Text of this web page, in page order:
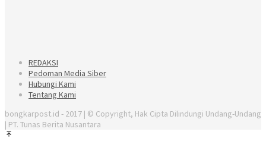
REDAKSI
Pedoman Media Siber
Hubungi Kami
Tentang Kami
bongkarpost.id - 2017 | © Copyright, Hak Cipta Dilindungi Undang-Undang
| PT. Tunas Berita Nusantara